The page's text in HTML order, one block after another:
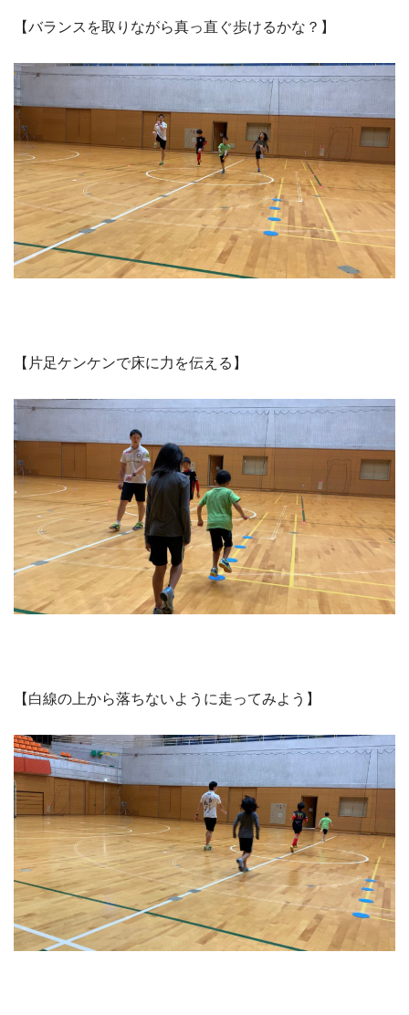
【バランスを取りながら真っ直ぐ歩けるかな？】
【片足ケンケンで床に力を伝える】
【白線の上から落ちないように走ってみよう】